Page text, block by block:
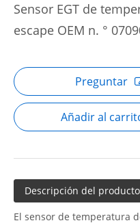
Sensor EGT de
escape OEM n. °
Preguntar
Añadir al
Descripción del producto
El sensor de temperatura